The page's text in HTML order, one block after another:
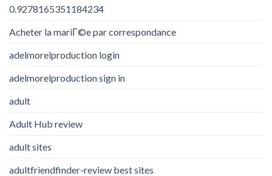
0.9278165351184234
Acheter la mariГ©e par correspondance
adelmorelproduction login
adelmorelproduction sign in
adult
Adult Hub review
adult sites
adultfriendfinder-review best sites